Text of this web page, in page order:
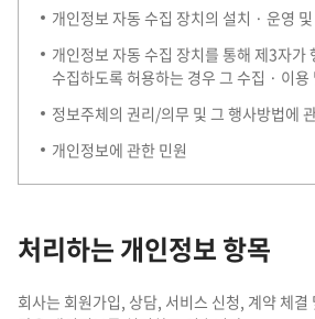
개인정보 자동 수집 장치의 설치 · 운영
개인정보 자동 수집 장치를 통해 제3자가
수집하도록 허용하는 경우 그 수집 · 이
정보주체의 권리/의무 및 그 행사방법에
개인정보에 관한 민원
처리하는 개인정보 항목
회사는 회원가입, 상담, 서비스 신청, 계약 체결